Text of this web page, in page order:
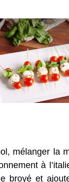
mélanger la
à
broyé et